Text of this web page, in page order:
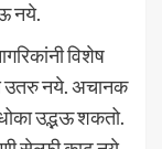
नये.
विशेष
उतरु नये. अचानक
उद्भऊ शकतो.